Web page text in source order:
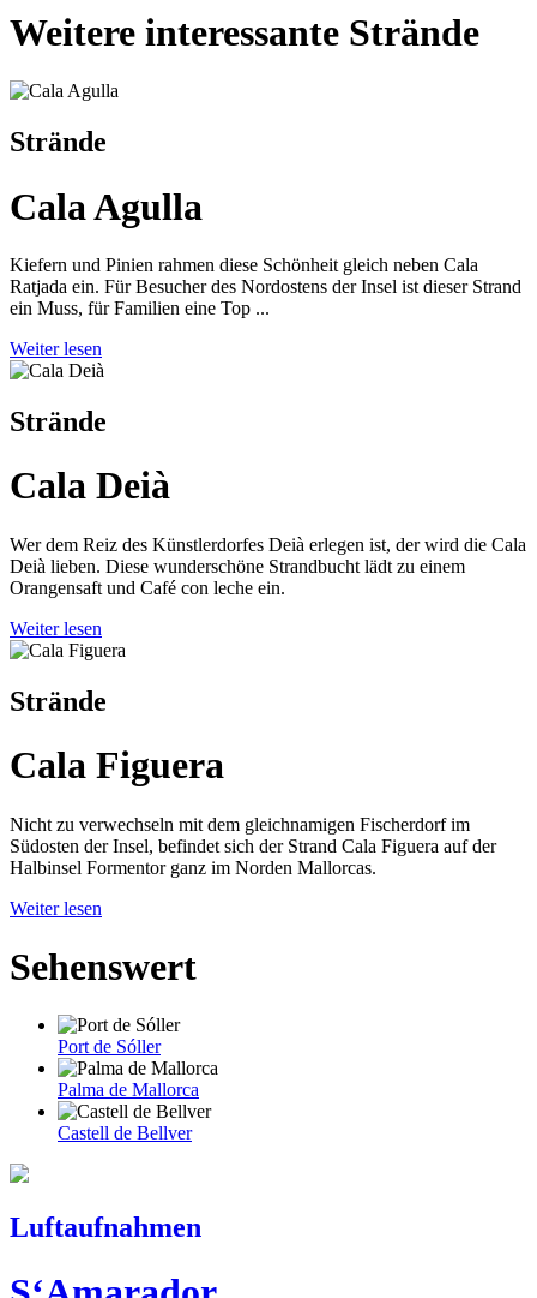
Weitere interessante Strände
Strände
Cala Agulla
Kiefern und Pinien rahmen diese Schönheit gleich neben Cala
Ratjada ein. Für Besucher des Nordostens der Insel ist dieser Strand
ein Muss, für Familien eine Top ...
Weiter lesen
Strände
Cala Deià
Wer dem Reiz des Künstlerdorfes Deià erlegen ist, der wird die Cala
Deià lieben. Diese wunderschöne Strandbucht lädt zu einem
Orangensaft und Café con leche ein.
Weiter lesen
Strände
Cala Figuera
Nicht zu verwechseln mit dem gleichnamigen Fischerdorf im
Südosten der Insel, befindet sich der Strand Cala Figuera auf der
Halbinsel Formentor ganz im Norden Mallorcas.
Weiter lesen
Sehenswert
Port de Sóller
Palma de Mallorca
Castell de Bellver
Luftaufnahmen